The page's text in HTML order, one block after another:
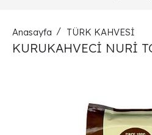
Anasayfa TÜRK KAHVESİ
KURUKAHVECİ NURİ